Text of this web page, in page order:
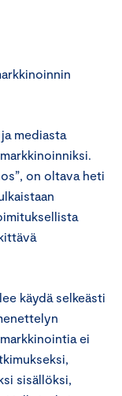
mediasta
on oltava heti
käydä selkeästi
ei
sisällöksi,